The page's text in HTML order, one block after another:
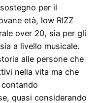
per il
età, low RIZZ
over 20, sia per gli
a livello musicale.
alle persone che
nella vita ma che
quasi considerando